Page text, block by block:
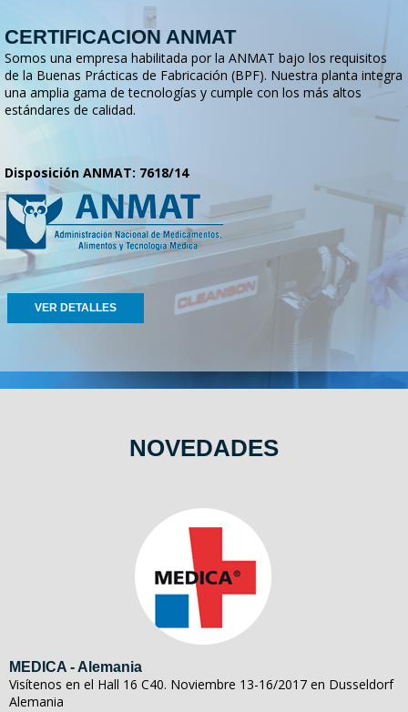
CERTIFICACION ANMAT
Somos una empresa habilitada por la ANMAT bajo los requisitos
de la Buenas Prácticas de Fabricación (BPF). Nuestra planta integra
una amplia gama de tecnologías y cumple con los más altos
estándares de calidad.
Disposición ANMAT: 7618/14
VER DETALLES
NOVEDADES
MEDICA - Alemania
Visítenos en el Hall 16 C40. Noviembre 13-16/2017 en Dusseldorf
Alemania